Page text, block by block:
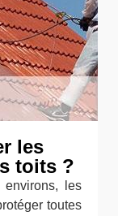
les
toits ?
les
toutes